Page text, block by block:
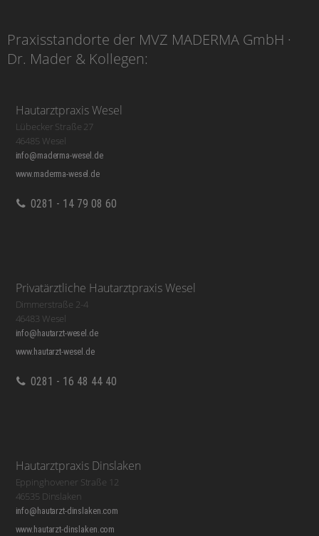
Praxisstandorte der MVZ MADERMA GmbH ·
Dr. Mader & Kollegen:
Hautarztpraxis Wesel
Lübecker Straße 27
46485 Wesel
info@maderma-wesel.de
www.maderma-wesel.de
0281 - 14 79 08 60
Privatärztliche Hautarztpraxis Wesel
Dimmerstraße 2-4
46483 Wesel
info@hautarzt-wesel.de
www.hautarzt-wesel.de
0281 - 16 48 44 40
Hautarztpraxis Dinslaken
Eppinghovener Straße 12
46535 Dinslaken
info@hautarzt-dinslaken.com
www.hautarzt-dinslaken.com